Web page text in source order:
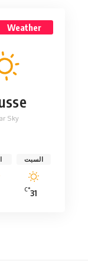
Weather
Sky
السبت
31
°C